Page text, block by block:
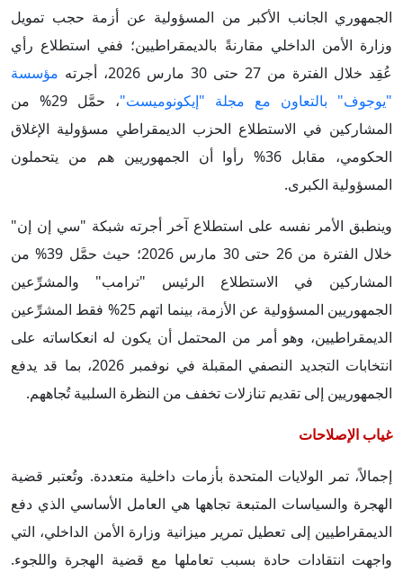
الجمهوري الجانب الأكبر من المسؤولية عن أزمة حجب تمويل
وزارة الأمن الداخلي مقارنةً بالديمقراطيين؛ ففي استطلاع رأي
عُقِد خلال الفترة من 27 حتى 30 مارس 2026، أجرته
مؤسسة
"يوجوف" بالتعاون مع مجلة "إيكونوميست"
، حمَّل 29% من
المشاركين في الاستطلاع الحزب الديمقراطي مسؤولية الإغلاق
الحكومي، مقابل 36% رأوا أن الجمهوريين هم من يتحملون
المسؤولية الكبرى.
وينطبق الأمر نفسه على استطلاع آخر أجرته شبكة "سي إن إن"
خلال الفترة من 26 حتى 30 مارس 2026؛ حيث حمَّل 39% من
المشاركين في الاستطلاع الرئيس "ترامب" والمشرِّعين
الجمهوريين المسؤولية عن الأزمة، بينما اتهم 25% فقط المشرِّعين
الديمقراطيين، وهو أمر من المحتمل أن يكون له انعكاساته على
انتخابات التجديد النصفي المقبلة في نوفمبر 2026، بما قد يدفع
الجمهوريين إلى تقديم تنازلات تخفف من النظرة السلبية تُجاههم.
غياب الإصلاحات
إجمالاً، تمر الولايات المتحدة بأزمات داخلية متعددة. وتُعتبر قضية
الهجرة والسياسات المتبعة تجاهها هي العامل الأساسي الذي دفع
الديمقراطيين إلى تعطيل تمرير ميزانية وزارة الأمن الداخلي، التي
واجهت انتقادات حادة بسبب تعاملها مع قضية الهجرة واللجوء.